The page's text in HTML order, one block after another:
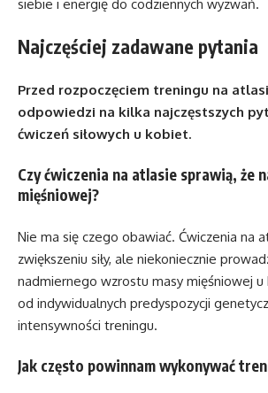
siebie i energię do codziennych wyzwań.
Najczęściej zadawane pytania
Przed rozpoczęciem treningu na
odpowiedzi na kilka najczęstszych
ćwiczeń siłowych u kobiet.
Czy ćwiczenia na atlasie sprawią, że
mięśniowej?
Nie ma się czego obawiać. Ćwiczenia na
zwiększeniu siły, ale niekoniecznie
nadmiernego wzrostu masy mięśniowej
od indywidualnych predyspozycji
intensywności treningu.
Jak często powinnam wykonywać